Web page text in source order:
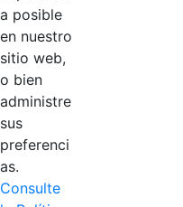
a posible
en nuestro
sitio web,
o bien
administre
sus
preferenci
as.
Consulte